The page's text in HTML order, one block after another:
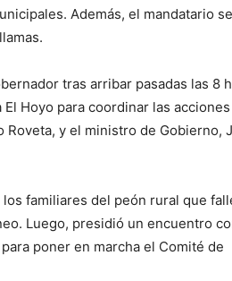
Además, el mandatario
tras arribar pasadas las 8
Hoyo para coordinar las
y el ministro de Gobierno,
familiares del peón rural que
Luego, presidió un encuentro
poner en marcha el Comité de